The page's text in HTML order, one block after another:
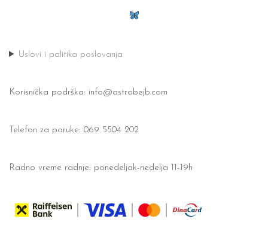
Uslovi i politika poslovanja
Korisnička podrška: info@astrobejb.com
Telefon za poruke: 069 5504 202
Radno vreme radnje: ponedeljak-nedelja 11-19h